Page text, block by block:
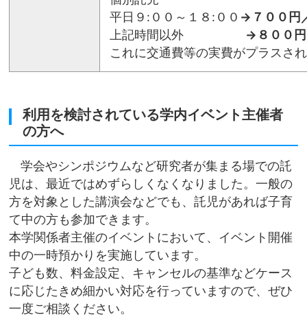
平日９:００～１８:００ →７００円
上記時間以外
→８００
これに交通費等の実費がプラスさ
利用を検討されている学内イベント主催者
の方へ
学会やシンポジウムなど研究者が集まる場での託
児は、最近ではめずらしくなくなりました。一般の
方を対象とした講演会などでも、託児があれば子育
て中の方も参加できます。
本学関係者主催のイベントにおいて、イベント開催
中の一時預かりを実施しています。
子ども数、料金設定、キャンセルの基準などケース
に応じたきめ細かい対応を行っていますので、ぜひ
一度ご相談ください。